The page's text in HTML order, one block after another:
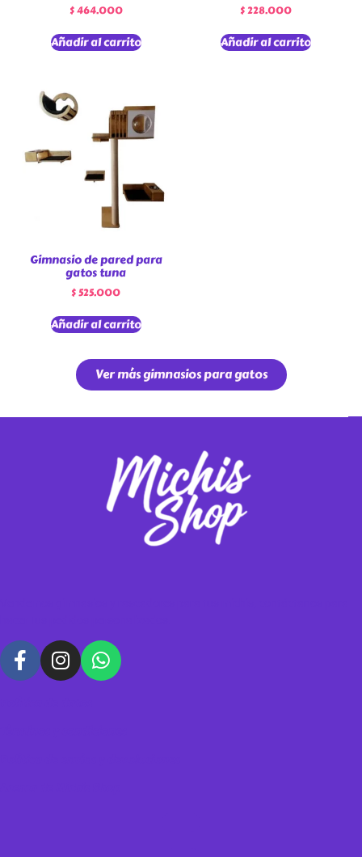
$464.000
Añadir al carrito
$228.000
Añadir al carrito
Gimnasio de pared para
gatos tuna
$525.000
Añadir al carrito
Ver más gimnasios para gatos